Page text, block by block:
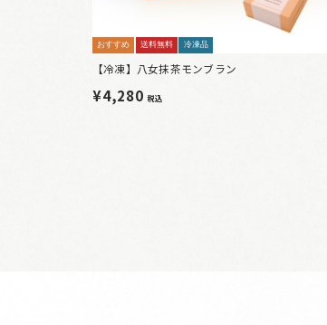
おすすめ 送料無料 冷凍品
【冷凍】八女抹茶モンブラン
¥4,280税込